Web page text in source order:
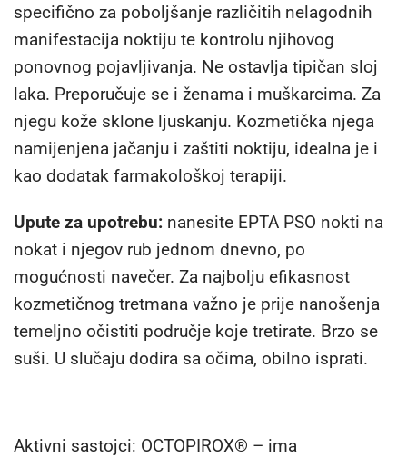
specifično za poboljšanje različitih nelagodnih
manifestacija noktiju te kontrolu njihovog
ponovnog pojavljivanja. Ne ostavlja tipičan sloj
laka. Preporučuje se i ženama i muškarcima. Za
njegu kože sklone ljuskanju. Kozmetička njega
namijenjena jačanju i zaštiti noktiju, idealna je i
kao dodatak farmakološkoj terapiji.
Upute za upotrebu: nanesite EPTA PSO nokti na
nokat i njegov rub jednom dnevno, po
mogućnosti navečer. Za najbolju efikasnost
kozmetičnog tretmana važno je prije nanošenja
temeljno očistiti područje koje tretirate. Brzo se
suši. U slučaju dodira sa očima, obilno isprati.
Aktivni sastojci: OCTOPIROX® – ima